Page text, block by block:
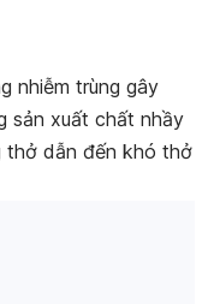
nhiễm trùng gây
sản xuất chất nhầy
thở dẫn đến khó thở